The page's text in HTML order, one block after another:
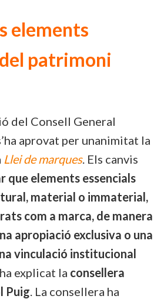
elements
patrimoni
del Consell General
aprovat per unanimitat la
Llei de marques. Els canvis
que elements essencials
material o immaterial,
com a marca, de manera
apropiació exclusiva o una
vinculació institucional
ha explicat la consellera
Puig. La consellera ha